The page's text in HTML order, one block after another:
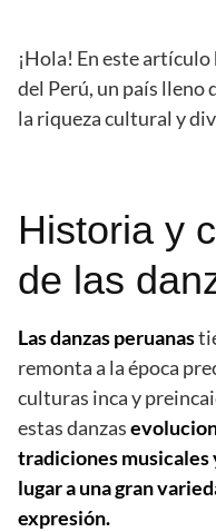
¡Hola! En este
del Perú, un país
la riqueza cultural y
Historia y
de las
Las danzas peruanas
remonta a la época
culturas inca y
estas danzas
tradiciones musicales
lugar a una gran
expresión.